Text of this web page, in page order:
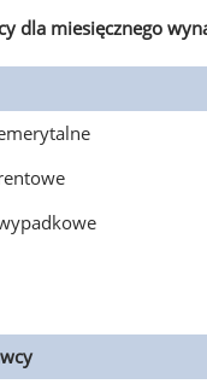
dla miesięcznego